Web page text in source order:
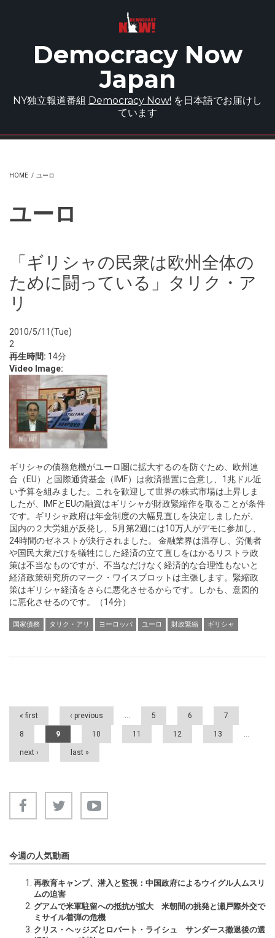
Democracy Now
Japan
NY独立報道番組 Democracy Now! を日本語でお届けし
ています
HOME / ユーロ
ユーロ
「ギリシャの民衆は欧州全体の
ために闘っている」タリク・ア
リ
2010/5/11(Tue)
2
再生時間: 14分
Video Image:
ギリシャの債務危機がユーロ圏に拡大するのを防ぐため、欧州連
合（EU）と国際通貨基金（IMF）は救済措置に合意し、1兆ドル近
い予算を組みました。これを歓迎して世界の株式市場は上昇しま
したが、IMFとEUの融資はギリシャが財政緊縮作を取ることが条件
です。ギリシャ政府は年金制度の大幅見直しを決定しましたが、
国内の２大労組が反発し、5月第2週には10万人がデモに参加し、
24時間のゼネストが決行されました。 金融業界は温存し、労働者
や国民大衆だけを犠牲にした経済の立て直しをはかるリストラ政
策は不当なものですが、不当なだけなく経済的な合理性もないと
経済政策研究所のマーク・ワイスブロットは主張します。緊縮政
策はギリシャ経済をさらに悪化させるからです。しかも、意図的
に悪化させるのです。（14分）
国家債務 タリク・アリ ヨーロッパ ユーロ 財政緊縮 ギリシャ
Pages
« first ‹ previous … 5 6 7
8 9 10 11 12 13 …
next › last »
今週の人気動画
再教育キャンプ、潜入と監視：中国政府によるウイグル人ムスリ
ムの迫害
グアムで米軍駐留への抵抗が拡大 米朝間の挑発と瀬戸際外交で
ミサイル着弾の危機
クリス・ヘッジズとロバート・ライシュ サンダース撤退後の選